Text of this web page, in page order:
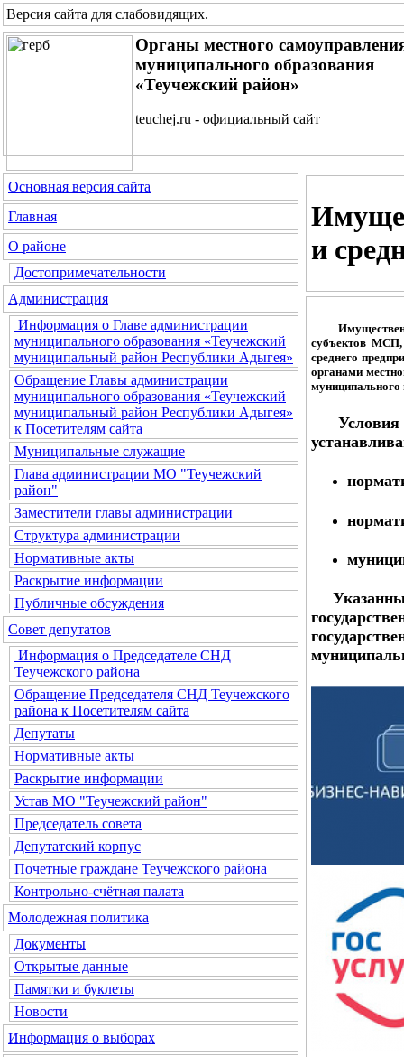
Версия сайта для слабовидящих.
Органы местного
муниципального образования
«Теучежский район»
teuchej.ru - официальный сайт
Основная версия сайта
Главная
О районе
Достопримечательности
Администрация
Информация о Главе администрации
муниципального образования «Теучежский
муниципальный район Республики Адыгея»
Обращение Главы администрации
муниципального образования «Теучежский
муниципальный район Республики Адыгея»
к Посетителям сайта
Муниципальные служащие
Глава администрации МО "Теучежский
район"
Заместители главы администрации
Структура администрации
Нормативные акты
Раскрытие информации
Публичные обсуждения
Совет депутатов
Информация о Председателе СНД
Теучежского района
Обращение Председателя СНД Теучежского
района к Посетителям сайта
Депутаты
Нормативные акты
Раскрытие информации
Устав МО "Теучежский район"
Председатель совета
Депутатский корпус
Почетные граждане Теучежского района
Контрольно-счётная палата
Молодежная политика
Документы
Открытые данные
Памятки и буклеты
Новости
Информация о выборах
и
субъектов
среднего
органами
Условия